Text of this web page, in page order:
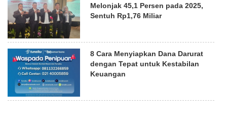
Melonjak 45,1 Persen pada 2025,
Sentuh Rp1,76 Miliar
8 Cara Menyiapkan Dana Darurat
dengan Tepat untuk Kestabilan
Keuangan